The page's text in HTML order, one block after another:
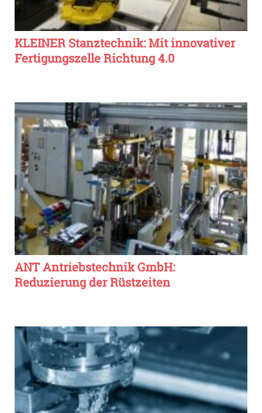
KLEINER Stanztechnik: Mit innovativer
Fertigungszelle Richtung 4.0
ANT Antriebstechnik GmbH:
Reduzierung der Rüstzeiten